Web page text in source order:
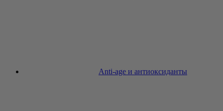
Anti-age и антиоксиданты